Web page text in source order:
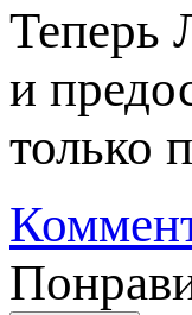
Теперь
и
только